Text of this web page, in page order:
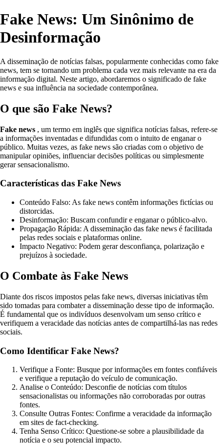
Fake News: Um Sinônimo de
Desinformação
A disseminação de notícias falsas, popularmente conhecidas como fake
news, tem se tornando um problema cada vez mais relevante na era da
informação digital. Neste artigo, abordaremos o significado de fake
news e sua influência na sociedade contemporânea.
O que são Fake News?
Fake news , um termo em inglês que significa notícias falsas, refere-se
a informações inventadas e difundidas com o intuito de enganar o
público. Muitas vezes, as fake news são criadas com o objetivo de
manipular opiniões, influenciar decisões políticas ou simplesmente
gerar sensacionalismo.
Características das Fake News
Conteúdo Falso: As fake news contêm informações fictícias ou
distorcidas.
Desinformação: Buscam confundir e enganar o público-alvo.
Propagação Rápida: A disseminação das fake news é facilitada
pelas redes sociais e plataformas online.
Impacto Negativo: Podem gerar desconfiança, polarização e
prejuízos à sociedade.
O Combate às Fake News
Diante dos riscos impostos pelas fake news, diversas iniciativas têm
sido tomadas para combater a disseminação desse tipo de informação.
É fundamental que os indivíduos desenvolvam um senso crítico e
verifiquem a veracidade das notícias antes de compartilhá-las nas redes
sociais.
Como Identificar Fake News?
Verifique a Fonte: Busque por informações em fontes confiáveis
e verifique a reputação do veículo de comunicação.
Analise o Conteúdo: Desconfie de notícias com títulos
sensacionalistas ou informações não corroboradas por outras
fontes.
Consulte Outras Fontes: Confirme a veracidade da informação
em sites de fact-checking.
Tenha Senso Crítico: Questione-se sobre a plausibilidade da
notícia e o seu potencial impacto.